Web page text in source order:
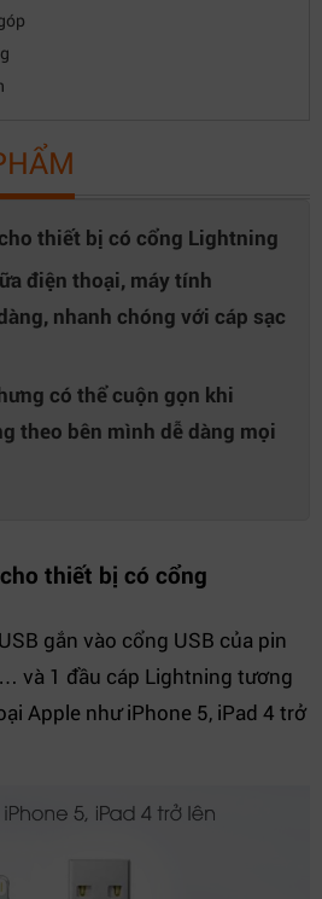
thiết bị có cổng Lightning
điện thoại, máy tính
nhanh chóng với cáp sạc
có thể cuộn gọn khi
theo bên mình dễ dàng mọi
thiết bị có cổng
gắn vào cổng USB của pin
và 1 đầu cáp Lightning tương
Apple như iPhone 5, iPad 4 trở